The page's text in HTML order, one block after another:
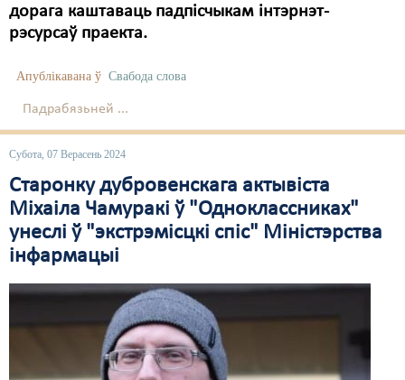
дорага каштаваць падпісчыкам інтэрнэт-
рэсурсаў праекта.
Апублікавана ў Свабода слова
Падрабязьней ...
Субота, 07 Верасень 2024
Старонку дубровенскага актывіста
Міхаіла Чамуракі ў "Одноклассниках"
унеслі ў "экстрэмісцкі спіс" Міністэрства
інфармацыі